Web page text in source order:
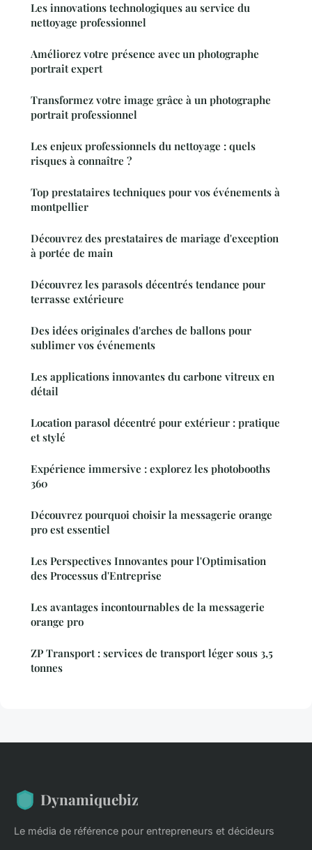
Les innovations technologiques au service du
nettoyage professionnel
Améliorez votre présence avec un photographe
portrait expert
Transformez votre image grâce à un photographe
portrait professionnel
Les enjeux professionnels du nettoyage : quels
risques à connaître ?
Top prestataires techniques pour vos événements à
montpellier
Découvrez des prestataires de mariage d'exception
à portée de main
Découvrez les parasols décentrés tendance pour
terrasse extérieure
Des idées originales d'arches de ballons pour
sublimer vos événements
Les applications innovantes du carbone vitreux en
détail
Location parasol décentré pour extérieur : pratique
et stylé
Expérience immersive : explorez les photobooths
360
Découvrez pourquoi choisir la messagerie orange
pro est essentiel
Les Perspectives Innovantes pour l'Optimisation
des Processus d'Entreprise
Les avantages incontournables de la messagerie
orange pro
ZP Transport : services de transport léger sous 3,5
tonnes
Dynamiquebiz
Le média de référence pour entrepreneurs et décideurs